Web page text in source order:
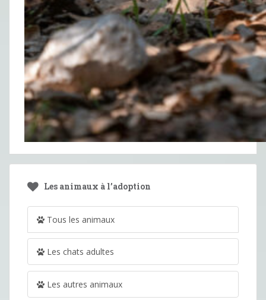
Les animaux à l’adoption
Tous les animaux
Les chats adultes
Les autres animaux